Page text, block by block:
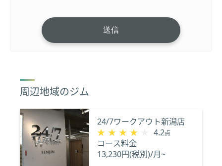
周辺地域のジム
24/7ワークアウト新潟店
★★★★★
★★★★★ 4.2点
コース料金
13,230円(税別)/月~